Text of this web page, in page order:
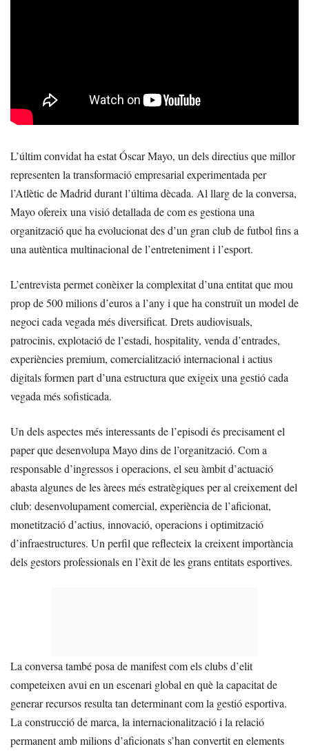
L’últim convidat ha estat Óscar Mayo, un dels directius que millor
representen la transformació empresarial experimentada per
l’Atlètic de Madrid durant l’última dècada. Al llarg de la conversa,
Mayo ofereix una visió detallada de com es gestiona una
organització que ha evolucionat des d’un gran club de futbol fins a
una autèntica multinacional de l’entreteniment i l’esport.
L’entrevista permet conèixer la complexitat d’una entitat que mou
prop de 500 milions d’euros a l’any i que ha construït un model de
negoci cada vegada més diversificat. Drets audiovisuals,
patrocinis, explotació de l’estadi, hospitality, venda d’entrades,
experiències premium, comercialització internacional i actius
digitals formen part d’una estructura que exigeix una gestió cada
vegada més sofisticada.
Un dels aspectes més interessants de l’episodi és precisament el
paper que desenvolupa Mayo dins de l’organització. Com a
responsable d’ingressos i operacions, el seu àmbit d’actuació
abasta algunes de les àrees més estratègiques per al creixement del
club: desenvolupament comercial, experiència de l’aficionat,
monetització d’actius, innovació, operacions i optimització
d’infraestructures. Un perfil que reflecteix la creixent importància
dels gestors professionals en l’èxit de les grans entitats esportives.
La conversa també posa de manifest com els clubs d’elit
competeixen avui en un escenari global en què la capacitat de
generar recursos resulta tan determinant com la gestió esportiva.
La construcció de marca, la internacionalització i la relació
permanent amb milions d’aficionats s’han convertit en elements